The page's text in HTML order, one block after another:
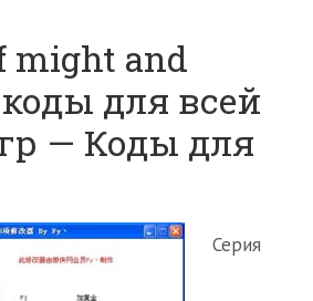
might and
для всей
— Коды для
Серия